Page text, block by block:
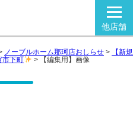
他店舗
ノーブルホーム那珂店おしらせ >
【新規
市下町
> 【編集用】画像